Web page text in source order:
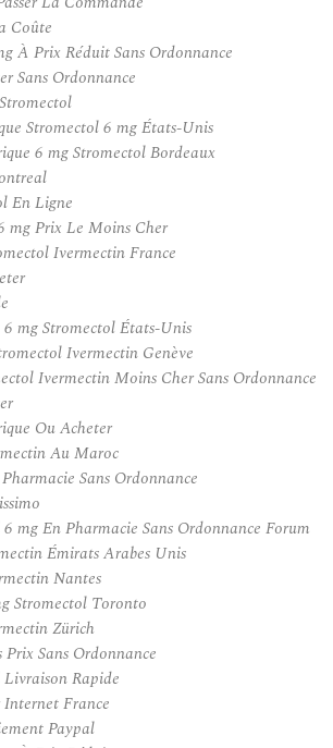
Coûte
À Prix Réduit Sans Ordonnance
Sans Ordonnance
Stromectol 6 mg États-Unis
6 mg Stromectol Bordeaux
En Ligne
mg Prix Le Moins Cher
Ivermectin France
mg Stromectol États-Unis
Ivermectin Genève
Ivermectin Moins Cher Sans Ordonnance
Ou Acheter
Au Maroc
Sans Ordonnance
mg En Pharmacie Sans Ordonnance Forum
Émirats Arabes Unis
Nantes
Stromectol Toronto
Zürich
Sans Ordonnance
Rapide
France
Paypal